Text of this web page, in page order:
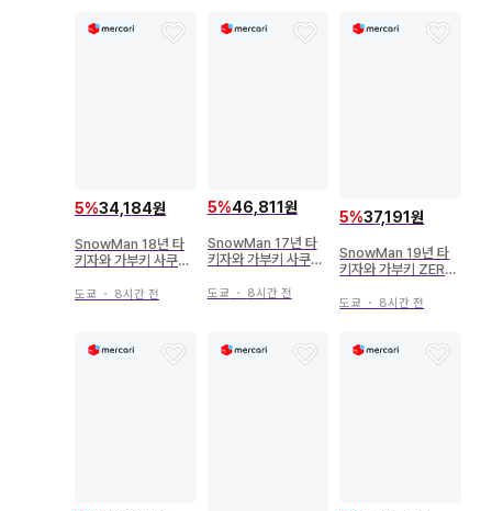
5%34,184원
SnowMan 18년 타
키자와 가부키 사쿠마
진*1장
도쿄 ・ 8시간 전
5%46,811원
SnowMan 17년 타
키자와 가부키 사쿠마
진*1장
도쿄 ・ 8시간 전
5%37,191원
SnowMan 19년 타
키자와 가부키 ZERO
공식 사진*1장
도쿄 ・ 8시간 전